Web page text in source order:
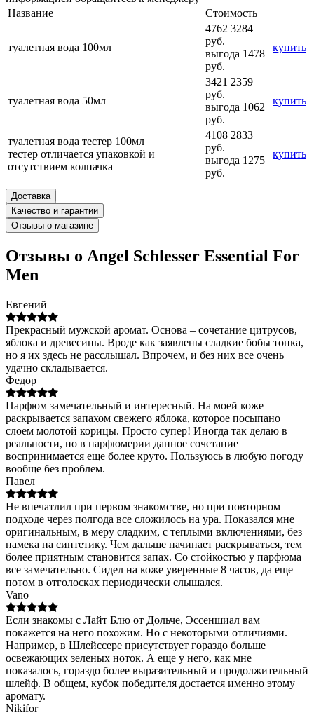
Название
Стоимость
туалетная вода 100мл
4762 3284
руб.
выгода 1478
руб.
купить
туалетная вода 50мл
3421 2359
руб.
выгода 1062
руб.
купить
туалетная вода тестер 100мл
тестер отличается упаковкой и
отсутствием колпачка
4108 2833
руб.
выгода 1275
руб.
купить
Доставка
Качество и гарантии
Отзывы о магазине
Отзывы о Angel Schlesser Essential For
Men
Евгений
Прекрасный мужской аромат. Основа – сочетание цитрусов,
яблока и древесины. Вроде как заявлены сладкие бобы тонка,
но я их здесь не расслышал. Впрочем, и без них все очень
удачно складывается.
Федор
Парфюм замечательный и интересный. На моей коже
раскрывается запахом свежего яблока, которое посыпано
слоем молотой корицы. Просто супер! Иногда так делаю в
реальности, но в парфюмерии данное сочетание
воспринимается еще более круто. Пользуюсь в любую погоду
вообще без проблем.
Павел
Не впечатлил при первом знакомстве, но при повторном
подходе через полгода все сложилось на ура. Показался мне
оригинальным, в меру сладким, с теплыми включениями, без
намека на синтетику. Чем дальше начинает раскрываться, тем
более приятным становится запах. Со стойкостью у парфюма
все замечательно. Сидел на коже уверенные 8 часов, да еще
потом в отголосках периодически слышался.
Vano
Если знакомы с Лайт Блю от Дольче, Эссеншиал вам
покажется на него похожим. Но с некоторыми отличиями.
Например, в Шлейссере присутствует гораздо больше
освежающих зеленых ноток. А еще у него, как мне
показалось, гораздо более выразительный и продолжительный
шлейф. В общем, кубок победителя достается именно этому
аромату.
Nikifor